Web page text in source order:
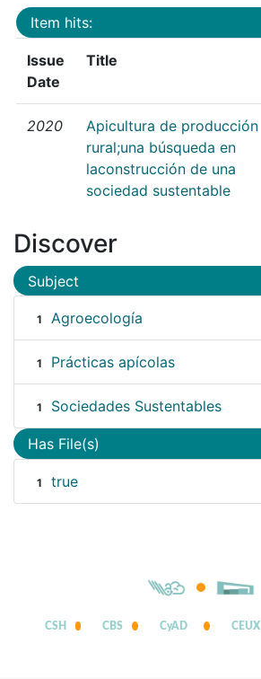
Item hits:
Issue
Date
Title
2020
Apicultura de producción
rural;una búsqueda en
laconstrucción de una
sociedad sustentable
Discover
Subject
1 Agroecología
1 Prácticas apícolas
1 Sociedades Sustentables
Has File(s)
1 true
CSH CBS CyAD CEUX